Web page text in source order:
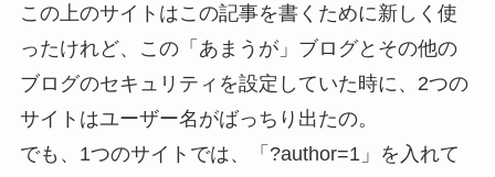
この上のサイトはこの記事を書くために新しく使
ったけれど、この「あまうが」ブログとその他の
ブログのセキュリティを設定していた時に、2つの
サイトはユーザー名がばっちり出たの。
でも、1つのサイトでは、「?author=1」を入れて